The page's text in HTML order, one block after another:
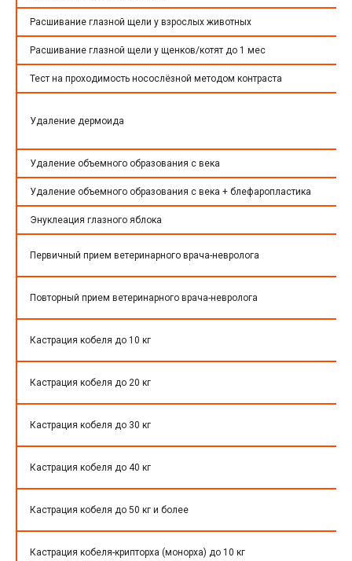
Расшивание глазной щели у взрослых животных
Расшивание глазной щели у щенков/котят до 1 мес
Тест на проходимость носослёзной методом контраста
Удаление дермоида
Удаление объемного образования с века
Удаление объемного образования с века + блефаропластика
Энуклеация глазного яблока
Первичный прием ветеринарного врача-невролога
Повторный прием ветеринарного врача-невролога
Кастрация кобеля до 10 кг
Кастрация кобеля до 20 кг
Кастрация кобеля до 30 кг
Кастрация кобеля до 40 кг
Кастрация кобеля до 50 кг и более
Кастрация кобеля-крипторха (монорха) до 10 кг